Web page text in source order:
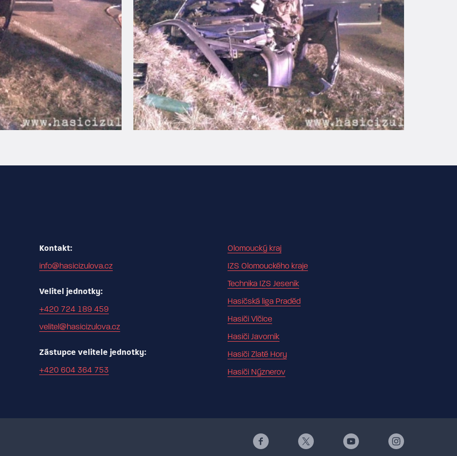
Kontakt:
info@hasicizulova.cz
Velitel jednotky:
+420 724 189 459
velitel@hasicizulova.cz
Zástupce velitele jednotky:
+420 604 364 753
Olomoucký kraj
IZS Olomouckého kraje
Technika IZS Jeseník
Hasičská liga Praděd
Hasiči Vlčice
Hasiči Javorník
Hasiči Zlaté Hory
Hasiči Nýznerov